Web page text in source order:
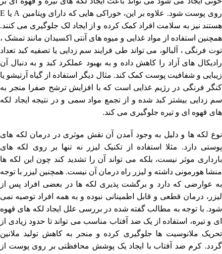
روی پوست شود. علاوه بر این، خوراکی هایی که دارای ویتامین A یا E
هستند نیز به سلامت افراد کمک کرده و از ایجاد لک جلوگیری می کنند.
همچنین استفاده از مواد غذایی و میوه های آنتی اکسیدان مانند تمشک ،
توت فرنگی ، آلبالو، می تواند طی فرایند سم زدایی یا تصفیه کبد تعداد
رادیکال های آزاد را کاهش داده و به بهبود عملکرد کبد و به دنبال آن
زیبایی و شفافیت پوست کمک کند. مثال دیگر استفاده از گیاه آرتیشو یا
کنگر فرنگی در رژیم غذایی است که با افزایش ترشح صفرا منجر به
سم زدایی بیشتر کبد شده و از تجمع مواد سمی و در نتیجه ایجاد لکه
های قهوه ای و تیره جلوگیری می کند.
نوع لکه ها و دلیل به وجود آمدن آن نقش موثری در درمان لکه های
پوستی دارد. مثلا استفاده از تکنیک لیزر نه تنها بر روی لکه های
بارداری موثر نیست، بلکه می تواند آن را تشدید کند چون این لکه ها
منشا هورمونی داشته و لیزر راه درمان آن نیست. همچنین لیزر با توجه
به عوارضی که دارد و برگشت پذیری لکه ها در بعضی افراد پس از
لیزر، درمان قطعی و قابل اطمینانی نبوده و به همه افراد توصیه نمی
شود. با توجه به مطالب گفته شده در بررسی علل ایجاد لکه های قهوه
ای و تیره، استفاده از یک ضد آفتاب مناسب می تواند تا حدود زیادی از
تحریک ملانوسیت ها جلوگیری کرده و منجر به کاهش تولید ملانین
گردد. کرم ضد آفتاب با ایجاد یک پوشش محافظتی بر روی پوست از